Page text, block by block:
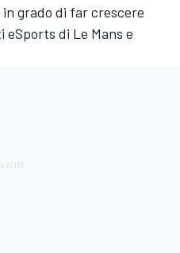
grado di far crescere
di Le Mans e